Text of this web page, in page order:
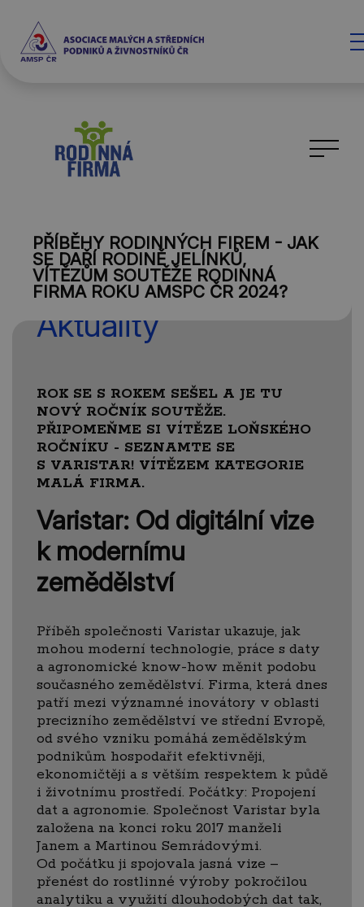
PŘÍBĚHY RODINNÝCH FIREM - JAK
SE DAŘÍ RODINĚ JELÍNKŮ,
VÍTĚZŮM SOUTĚŽE RODINNÁ
FIRMA ROKU AMSPC ČR 2024?
Aktuality
ROK SE S ROKEM SEŠEL A JE TU
NOVÝ ROČNÍK SOUTĚŽE.
PŘIPOMEŇME SI VÍTĚZE LOŇSKÉHO
ROČNÍKU - SEZNAMTE SE
S VARISTAR! VÍTĚZEM KATEGORIE
MALÁ FIRMA.
Varistar: Od digitální vize
k modernímu
zemědělství
Příběh společnosti Varistar ukazuje, jak
mohou moderní technologie, práce s daty
a agronomické know-how měnit podobu
současného zemědělství. Firma, která dnes
patří mezi významné inovátory v oblasti
precizního zemědělství ve střední Evropě,
od svého vzniku pomáhá zemědělským
podnikům hospodařit efektivněji,
ekonomičtěji a s větším respektem k půdě
i životnímu prostředí. Počátky: Propojení
dat a agronomie. Společnost Varistar byla
založena na konci roku 2017 manželi
Janem a Martinou Semrádovými.
Od počátku ji spojovala jasná vize –
přenést do rostlinné výroby pokročilou
analytiku a využití dlouhodobých dat tak,